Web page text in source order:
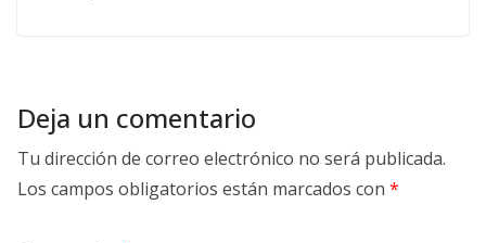
Deja un comentario
Tu dirección de correo electrónico no será publicada.
Los campos obligatorios están marcados con *